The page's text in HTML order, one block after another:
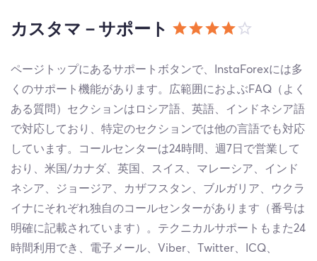
カスタマ－サポート
ページトップにあるサポートボタンで、InstaForexには多
くのサポート機能があります。広範囲におよぶFAQ（よく
ある質問）セクションはロシア語、英語、インドネシア語
で対応しており、特定のセクションでは他の言語でも対応
しています。コールセンターは24時間、週7日で営業して
おり、米国/カナダ、英国、スイス、マレーシア、インド
ネシア、ジョージア、カザフスタン、ブルガリア、ウクラ
イナにそれぞれ独自のコールセンターがあります（番号は
明確に記載されています）。テクニカルサポートもまた24
時間利用でき、電子メール、Viber、Twitter、ICQ、